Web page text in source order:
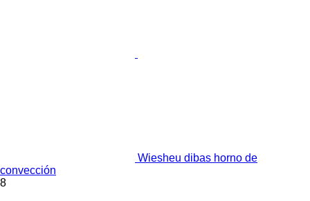
Wiesheu dibas horno de
convección
8